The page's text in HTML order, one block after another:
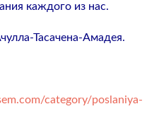
каждого из нас.
Тасачена-Амадея.
category/poslaniya-